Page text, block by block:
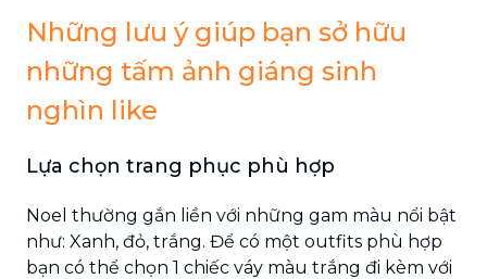
Những lưu ý giúp bạn sở hữu
những tấm ảnh giáng sinh
nghìn like
Lựa chọn trang phục phù hợp
Noel thường gắn liền với những gam màu nổi bật
như: Xanh, đỏ, trắng. Để có một outfits phù hợp
bạn có thể chọn 1 chiếc váy màu trắng đi kèm với